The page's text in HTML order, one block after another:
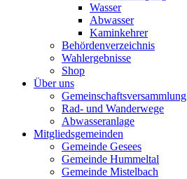
Wasser
Abwasser
Kaminkehrer
Behördenverzeichnis
Wahlergebnisse
Shop
Über uns
Gemeinschaftsversammlung
Rad- und Wanderwege
Abwasseranlage
Mitgliedsgemeinden
Gemeinde Gesees
Gemeinde Hummeltal
Gemeinde Mistelbach